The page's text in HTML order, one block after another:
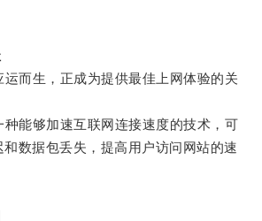
生，正成为提供最佳上网体验的关
能够加速互联网连接速度的技术，可
和数据包丢失，提高用户访问网站的速